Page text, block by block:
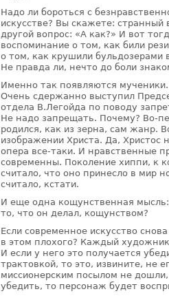
Надо ли бороться с
искусстве? Вы скажете:
другой вопрос: «А как?» И вот
воспоминание о том, как били
о том, как крушили
Не правда ли, нечто до боли
Именно так появляются
Очень сдержанно выступил
отдела В.Легойда по поводу
Не надо запрещать. Почему? Во-
родился, как из зерна, сам жанр.
изображении Христа. Да, Христос
опера все-таки. И нравственные
современны. Поколение хиппи, к
считало, что оно принесло в мир
считало, кстати.
И еще одна кощунственная мысль:
то, что он делал, кощунством?
Если современное искусство
в этом плохого? Каждый
И если у него это получается
трактовкой, то это, извините, не
миссионерским посылом не
убедить, то персонаж будет